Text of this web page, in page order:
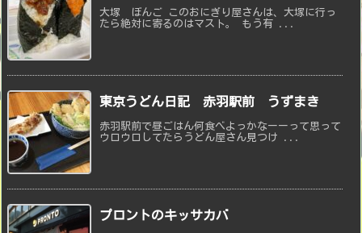
大塚 ぼんご このおにぎり屋さんは、大塚に行っ
たら絶対に寄るのはマスト。 もう有 ...
東京うどん日記 赤羽駅前 うずまき
赤羽駅前で昼ごはん何食べよっかなーーって思って
ウロウロしてたらうどん屋さん見つけ ...
プロントのキッサカバ